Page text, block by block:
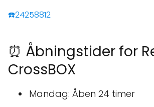
☎️24258812
⏰ Åbningstider for
CrossBOX
Mandag: Åben 24 timer